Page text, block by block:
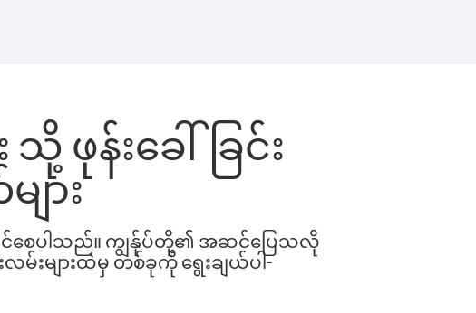
ဖုန်းခေါ်ခြင်း
ား
နိုင်စေပါသည်။ ကျွန်ုပ်တို့၏ အဆင်ပြေသလို
မ်းများထဲမှ တစ်ခုကို ရွေးချယ်ပါ-